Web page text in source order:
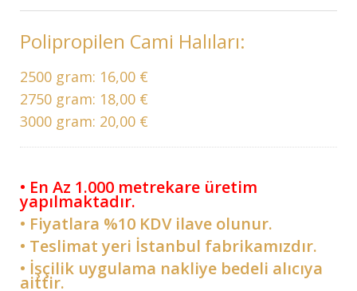
Polipropilen Cami Halıları:
2500 gram: 16,00 €
2750 gram: 18,00 €
3000 gram: 20,00 €
• En Az 1.000 metrekare üretim
yapılmaktadır.
• Fiyatlara %10 KDV ilave olunur.
• Teslimat yeri İstanbul fabrikamızdır.
• İşçilik uygulama nakliye bedeli alıcıya
aittir.